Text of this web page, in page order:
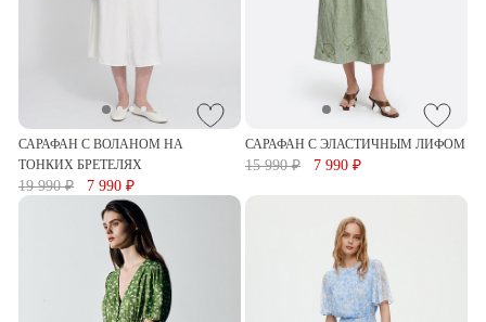
САРАФАН С ВОЛАНОМ НА
ТОНКИХ БРЕТЕЛЯХ
19 990 ₽ 7 990 ₽
САРАФАН С ЭЛАСТИЧНЫМ ЛИФОМ
15 990 ₽ 7 990 ₽